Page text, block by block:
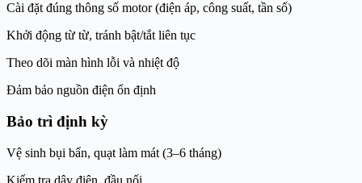
Cài đặt đúng thông số motor (điện áp, công suất, tần số)
Khởi động từ từ, tránh bật/tắt liên tục
Theo dõi màn hình lỗi và nhiệt độ
Đảm bảo nguồn điện ổn định
Bảo trì định kỳ
Vệ sinh bụi bẩn, quạt làm mát (3–6 tháng)
Kiểm tra dây điện, đầu nối